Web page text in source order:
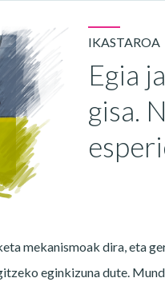
IKASTAROA
Egia
gisa.
mekanismoak dira, eta
eginkizuna dute.